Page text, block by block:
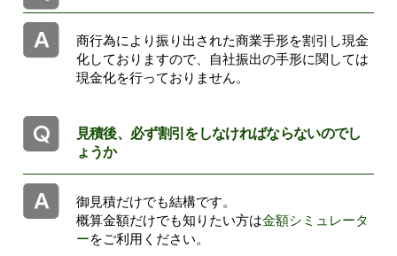
商行為により振り出された商業手形を割引し現金
化しておりますので、自社振出の手形に関しては
現金化を行っておりません。
見積後、必ず割引をしなければならないのでし
ょうか
御見積だけでも結構です。
概算金額だけでも知りたい方は金額シミュレータ
ーをご利用ください。